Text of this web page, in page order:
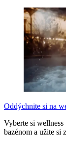
Oddýchnite si na
Vyberte si
bazénom a užite si